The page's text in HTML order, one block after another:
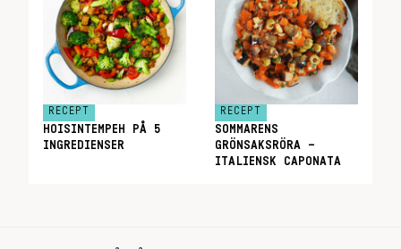
RECEPT
HOISINTEMPEH PÅ 5
INGREDIENSER
RECEPT
SOMMARENS
GRÖNSAKSRÖRA –
ITALIENSK CAPONATA